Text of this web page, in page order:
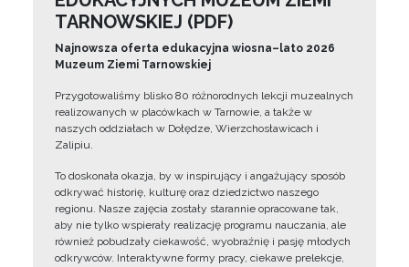
TARNOWSKIEJ (PDF)
Najnowsza oferta edukacyjna wiosna–lato 2026
Muzeum Ziemi Tarnowskiej
Przygotowaliśmy blisko 80 różnorodnych lekcji muzealnych
realizowanych w placówkach w Tarnowie, a także w
naszych oddziałach w Dołędze, Wierzchosławicach i
Zalipiu.
To doskonała okazja, by w inspirujący i angażujący sposób
odkrywać historię, kulturę oraz dziedzictwo naszego
regionu. Nasze zajęcia zostały starannie opracowane tak,
aby nie tylko wspierały realizację programu nauczania, ale
również pobudzały ciekawość, wyobraźnię i pasję młodych
odkrywców. Interaktywne formy pracy, ciekawe prelekcje,